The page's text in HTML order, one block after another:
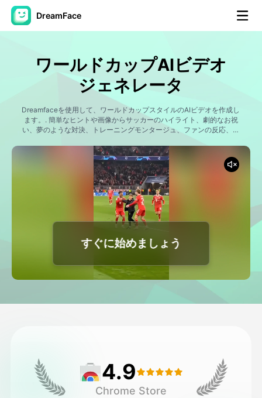
DreamFace
アバター動画
製品ニュース製品案内会社案内
人工知能の写真 ▼
その他のツール
すべてのツールを見る
アバター動画
▼
その他のツール
ワールドカップAIビデオ
ジェネレータ
Dreamfaceを使用して、ワールドカップスタイルのAIビデオを作成し
ます。. 簡単なヒントや画像からサッカーのハイライト、劇的なお祝
い、夢のような対決、トレーニングモンタージュ、ファンの反応、映
YouTube Shorts、スポーツコミュニティのための魅力的なコンテンツ
を作成するために、あなた自身、友人、AIキャラクター、または架空
のチームをサッカースターに変えてください。.
すぐに始めましょう
4.9
Chrome Store